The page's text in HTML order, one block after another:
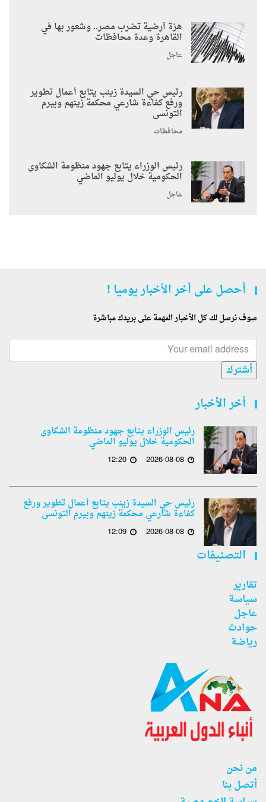
هزة أرضية تضرب مصر.. وشعور بها في
القاهرة وعدة محافظات
عاجل
رئيس حي السيدة زينب يتابع أعمال تطوير
ورفع كفاءة شارعي محكمة زينهم وبيرم
التونسى
محافظات
رئيس الوزراء يتابع جهود منظومة الشكاوى
الحكومية خلال يوليو الماضي
عاجل
أحصل على أخر الأخبار يوميا !
سوف نرسل لك كل الأخبار المهمة على بريدك مباشرة
أشترك
أخر الأخبار
رئيس الوزراء يتابع جهود منظومة الشكاوى
الحكومية خلال يوليو الماضي
2026-08-08
12:20
رئيس حي السيدة زينب يتابع أعمال تطوير ورفع
كفاءة شارعي محكمة زينهم وبيرم التونسى
2026-08-08
12:09
التصنيفات
تقارير
سياسة
عاجل
حوادث
رياضة
من نحن
أتصل بنا